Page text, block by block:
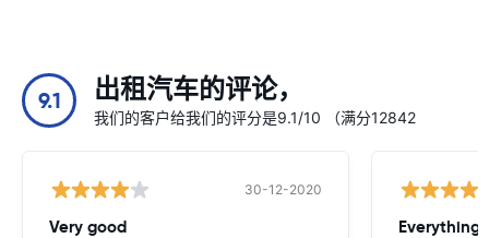
9.1 出租汽车的评论，
我们的客户给我们的评分是9.1/10 （满分12842
30-12-2020
Very good Everything